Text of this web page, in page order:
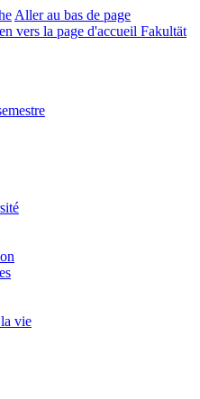
Aller au bas de page
Fakultät
vie